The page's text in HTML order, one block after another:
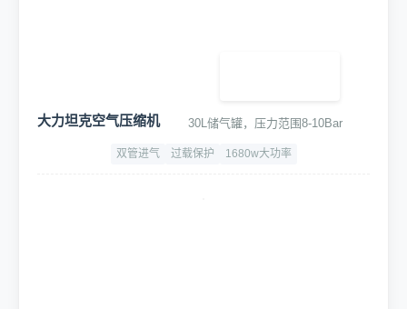
大力坦克空气压缩机 30L储气罐，压力范围8-10Bar
双管进气 过载保护 1680w大功率